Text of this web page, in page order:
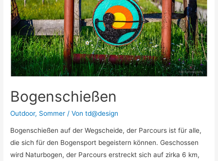
Bogenschießen
Outdoor, Sommer / Vontd@design
Bogenschießen auf der Wegscheide, der Parcours ist für alle,
die sich für den Bogensport begeistern können. Geschossen
wird Naturbogen, der Parcours erstreckt sich auf zirka 6 km,